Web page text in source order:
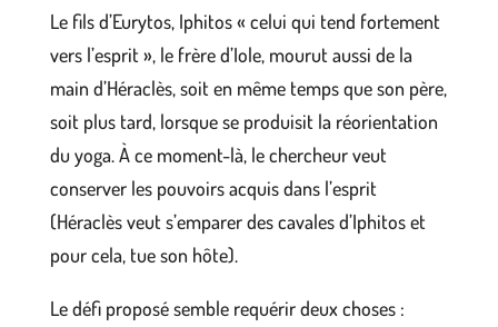
Le fils d’Eurytos, Iphitos « celui qui tend fortement
vers l’esprit », le frère d’Iole, mourut aussi de la
main d’Héraclès, soit en même temps que son père,
soit plus tard, lorsque se produisit la réorientation
du yoga. À ce moment-là, le chercheur veut
conserver les pouvoirs acquis dans l’esprit
(Héraclès veut s’emparer des cavales d’Iphitos et
pour cela, tue son hôte).
Le défi proposé semble requérir deux choses :